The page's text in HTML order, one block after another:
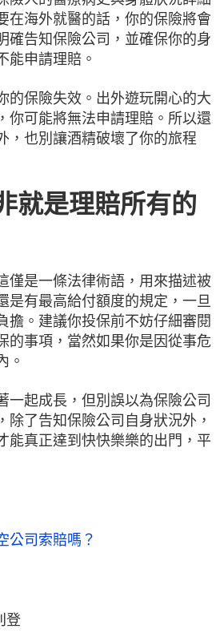
在海外就醫的話，你的保險將會
確告知保險公司，並確保你的身
能申請理賠。
的保險失效。出外遊玩開心的大
你可能將無法申請理賠。所以還
，也別讓酒精破壞了你的旅程
就是理賠所有的
僅是一條法律術語，用來描述被
是有最高給付額度的規定，一旦
擔。建議你投保前不妨仔細審閱
的事項，當然如果你是因從事危
。
一起成長，但別誤以為保險公司
了告知保險公司自身狀況外，
能真正達到快快樂樂的出門，平
公司索賠嗎？
登